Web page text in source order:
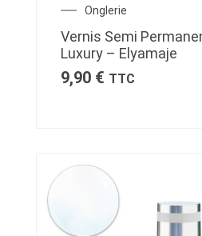
Onglerie
Vernis Semi
Luxury – Elyamaje
9,90 € TTC